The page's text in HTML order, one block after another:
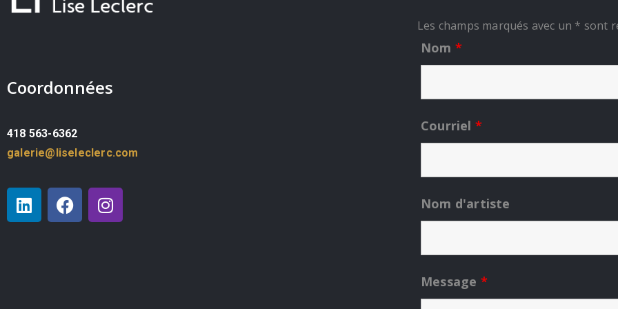
Coordonnées
418 563-6362
galerie@liseleclerc.com
Les champs marqués avec un * sont
Nom *
Courriel *
Nom d'artiste
Message *